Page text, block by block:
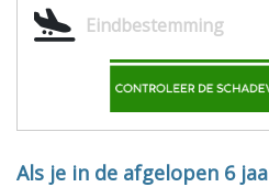
Als je in de afgelopen 6